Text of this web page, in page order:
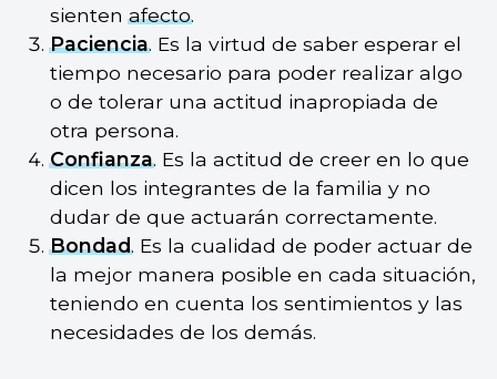
sientenafecto.
Paciencia. Es la virtud de saber esperar el
tiempo necesario para poder realizar algo
o de tolerar una actitud inapropiada de
otra persona.
Confianza. Es la actitud de creer en lo que
dicen los integrantes de la familia y no
dudar de que actuarán correctamente.
Bondad. Es la cualidad de poder actuar de
la mejor manera posible en cada situación,
teniendo en cuenta los sentimientos y las
necesidades de los demás.